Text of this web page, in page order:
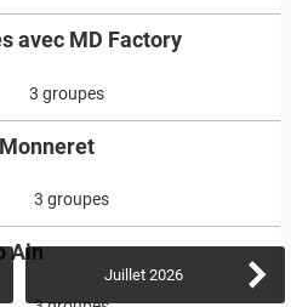
avec MD Factory
3 groupes
3 groupes
Ain
Juillet2026